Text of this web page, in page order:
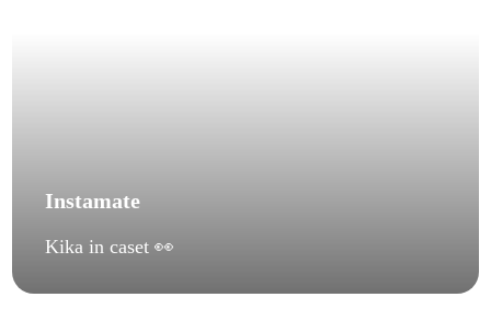
Instamate
Kika in caset 👀